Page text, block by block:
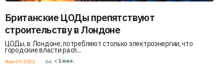
Британские ЦОДы препятствуют
строительству в Лондоне
ЦОДы, в Лондоне, потребляют столько электроэнергии, что
городские власти расп...
Июл 29, 2022 < 1 мин.